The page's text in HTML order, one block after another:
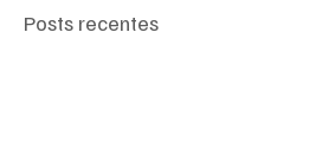
Posts recentes